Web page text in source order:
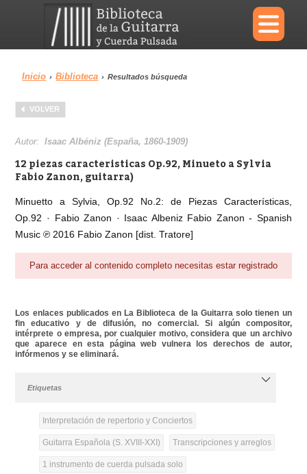
×
Menu
Biblioteca
Área personal
Inicio › Biblioteca › Resultados búsqueda
VOLVER
Autor:Isaac Albéniz (España, 1860-1909)
12 piezas caracteristicas Op.92, Minueto a Sylvia
Fabio Zanon, guitarra)
Minuetto a Sylvia, Op.92 No.2: de Piezas Características,
Op.92 · Fabio Zanon · Isaac Albeniz Fabio Zanon - Spanish
Music ℗ 2016 Fabio Zanon [dist. Tratore]
Para acceder al contenido completo necesitas estar registrado
Los enlaces publicados en La Biblioteca de la Guitarra solo tienen un
fin educativo y de difusión, no comercial. Si algún compositor,
intérprete o empresa, por cualquier motivo, considera que un archivo
que aparece en esta página web vulnera los derechos de autor,
infórmenos y se eliminará.
Etiquetas
Interpretación de repertorio y Conciertos
Guitarra Española (S. XVIII-XXI) Transcripciones y arreglos
1 instrumento de cuerda pulsada solo